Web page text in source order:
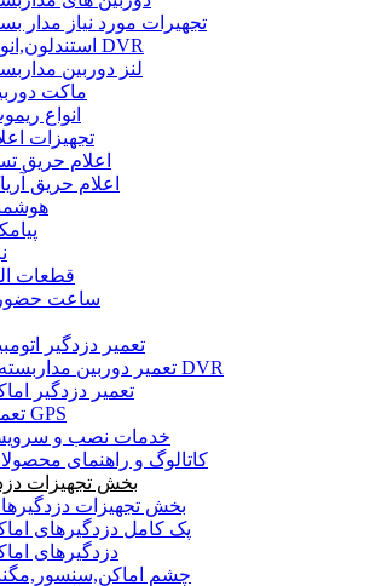
تجهیرات مورد نیاز مدار
استندلون,انواع DVR
لنز دوربین
ماکت
انواع
تجهیزات
اعلام حریق
اعلام حریق
قطعات
ساعت
تعمیر دزدگیر
تعمیر دوربین مداربسته و DVR
تعمیر دزدگیر
تعمیر GPS
خدمات نصب و
کاتالوگ و راهنمای
بخش تجهیزات
بخش تجهیزات
پک کامل دزدگیرهای
دزدگیرهای
چشم